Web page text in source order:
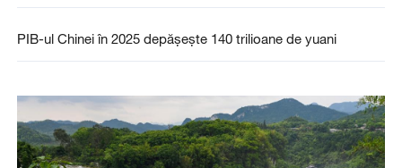
PIB-ul Chinei în 2025 depășește 140 trilioane de yuani